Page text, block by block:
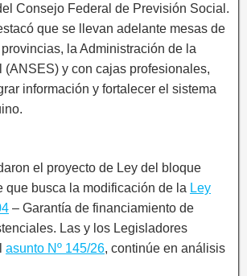
Consejo Federal de Previsión Social.
que se llevan adelante mesas de
la Administración de la
(ANSES) y con cajas profesionales,
información y fortalecer el sistema
el proyecto de Ley del bloque
que busca la modificación de la Ley
– Garantía de financiamiento de
Las y los Legisladores
asunto Nº 145/26, continúe en análisis